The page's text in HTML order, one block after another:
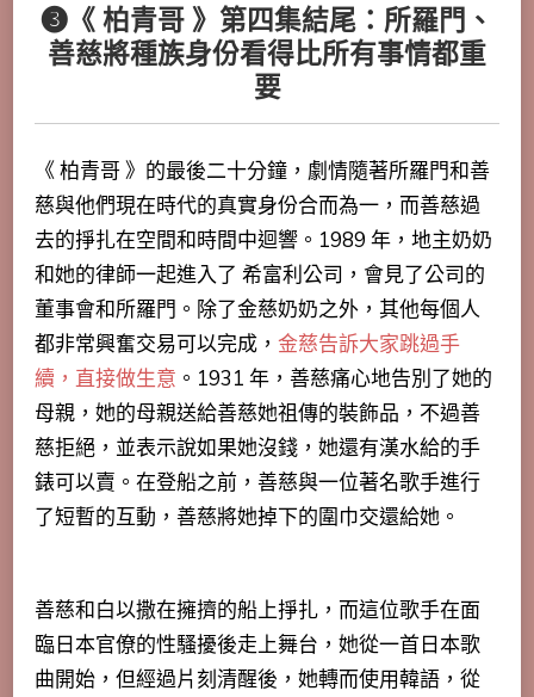
❸《 柏青哥 》第四集結尾：所羅門、
善慈將種族身份看得比所有事情都重
要
《 柏青哥 》的最後二十分鐘，劇情隨著所羅門和善
慈與他們現在時代的真實身份合而為一，而善慈過
去的掙扎在空間和時間中迴響。1989 年，地主奶奶
和她的律師一起進入了 希富利公司，會見了公司的
董事會和所羅門。除了金慈奶奶之外，其他每個人
都非常興奮交易可以完成， 金慈告訴大家跳過手
續，直接做生意 。1931 年，善慈痛心地告別了她的
母親，她的母親送給善慈她祖傳的裝飾品，不過善
慈拒絕，並表示說如果她沒錢，她還有漢水給的手
錶可以賣。在登船之前，善慈與一位著名歌手進行
了短暫的互動，善慈將她掉下的圍巾交還給她。
善慈和白以撒在擁擠的船上掙扎，而這位歌手在面
臨日本官僚的性騷擾後走上舞台，她從一首日本歌
曲開始，但經過片刻清醒後，她轉而使用韓語，從